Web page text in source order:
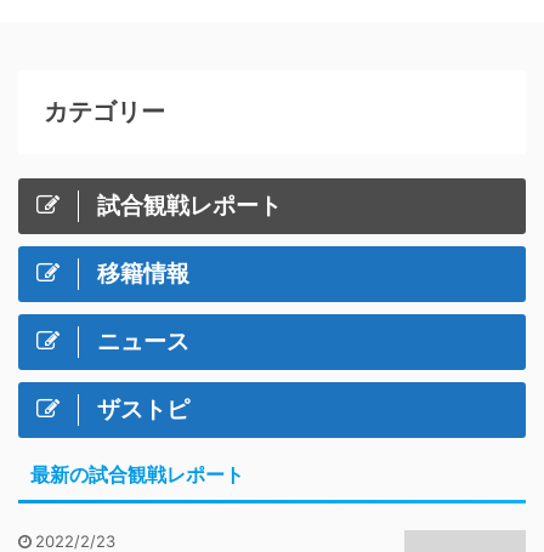
カテゴリー
試合観戦レポート
移籍情報
ニュース
ザストピ
最新の試合観戦レポート
2022/2/23